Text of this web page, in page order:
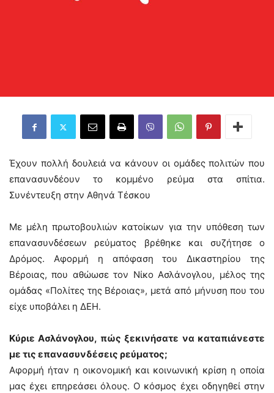
Έχουν πολλή δουλειά να κάνουν οι ομάδες πολιτών που
επανασυνδέουν το κομμένο ρεύμα στα σπίτια.
Συνέντευξη στην Αθηνά Τέσκου
Με μέλη πρωτοβουλιών κατοίκων για την υπόθεση των
επανασυνδέσεων ρεύματος βρέθηκε και συζήτησε ο
Δρόμος. Αφορμή η απόφαση του Δικαστηρίου της
Βέροιας, που αθώωσε τον Νίκο Ασλάνογλου, μέλος της
ομάδας «Πολίτες της Βέροιας», μετά από μήνυση που του
είχε υποβάλει η ΔΕΗ.
Κύριε Ασλάνογλου, πώς ξεκινήσατε να καταπιάνεστε
με τις επανασυνδέσεις ρεύματος;
Αφορμή ήταν η οικονομική και κοινωνική κρίση η οποία
μας έχει επηρεάσει όλους. Ο κόσμος έχει οδηγηθεί στην